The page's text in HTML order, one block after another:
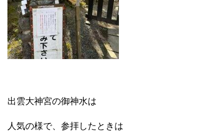
出雲大神宮の御神水は
人気の様で、参拝したときは